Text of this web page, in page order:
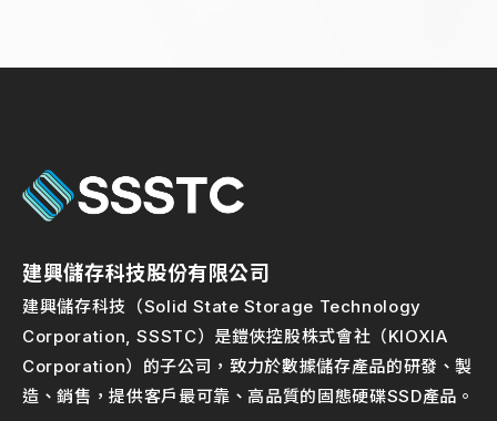
建興儲存科技股份有限公司
建興儲存科技（Solid State Storage Technology
Corporation, SSSTC）是鎧俠控股株式會社（KIOXIA
Corporation）的子公司，致力於數據儲存產品的研發、製
造、銷售，提供客戶最可靠、高品質的固態硬碟SSD產品。